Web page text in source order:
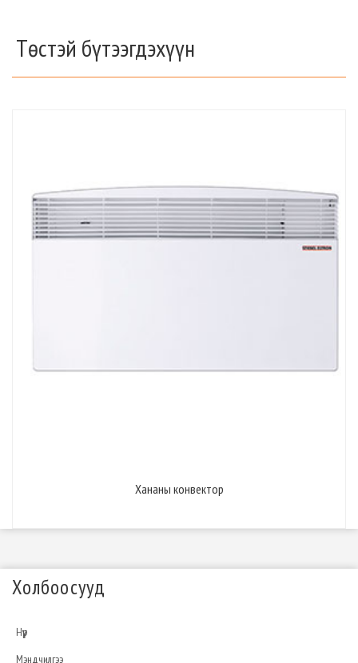
Төстэй бүтээгдэхүүн
Хананы конвектор
Холбоосууд
Нүүр
Мэндчилгээ